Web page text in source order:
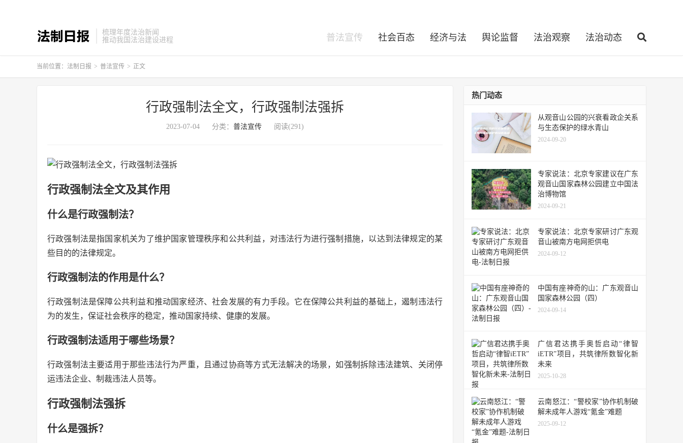
梳理年度法治新闻
推动我国法治建设进程
普法宣传 社会百态 经济与法 舆论监督 法治观察 法治动态
当前位置： 法制日报 > 普法宣传 > 正文
行政强制法全文，行政强制法强拆
2023-07-04 分类： 普法宣传 阅读(291)
行政强制法全文及其作用
什么是行政强制法？
行政强制法是指国家机关为了维护国家管理秩序和公共利益，对违法行为进行强制措施，以达到法律规定的某
些目的的法律规定。
行政强制法的作用是什么？
行政强制法是保障公共利益和推动国家经济、社会发展的有力手段。它在保障公共利益的基础上，遏制违法行
为的发生，保证社会秩序的稳定，推动国家持续、健康的发展。
行政强制法适用于哪些场景？
行政强制法主要适用于那些违法行为严重，且通过协商等方式无法解决的场景，如强制拆除违法建筑、关闭停
运违法企业、制裁违法人员等。
行政强制法强拆
什么是强拆？
热门动态
从观音山公园的兴衰看政企关系
与生态保护的绿水青山
2024-09-20
专家说法：北京专家建议在广东
观音山国家森林公园建立中国法
治博物馆
2024-09-21
专家说法：北京专家研讨广东观
音山被南方电网拒供电
2024-09-12
中国有座神奇的山：广东观音山
国家森林公园（四）
2024-09-14
广信君达携手奥哲启动“律智
iETR”项目，共筑律所数智化新
未来
2025-10-28
云南怒江：“警校家”协作机制破
解未成年人游戏“氪金”难题
2025-09-12